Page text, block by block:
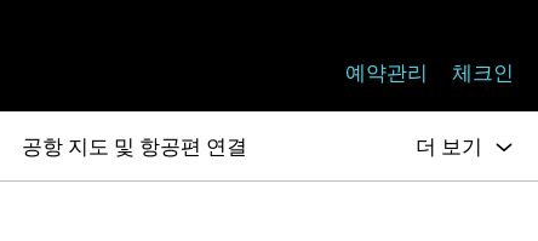
예약관리 체크인
공항 지도 및 항공편 연결 더 보기